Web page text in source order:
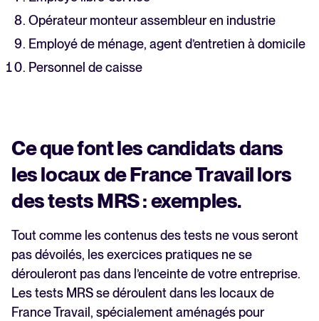
Opérateur monteur assembleur en industrie
Employé de ménage, agent d’entretien à domicile
Personnel de caisse
Ce que font les candidats dans
les locaux de France Travail lors
des tests MRS : exemples.
Tout comme les contenus des tests ne vous seront
pas dévoilés, les exercices pratiques ne se
dérouleront pas dans l’enceinte de votre entreprise.
Les tests MRS se déroulent dans les locaux de
France Travail, spécialement aménagés pour